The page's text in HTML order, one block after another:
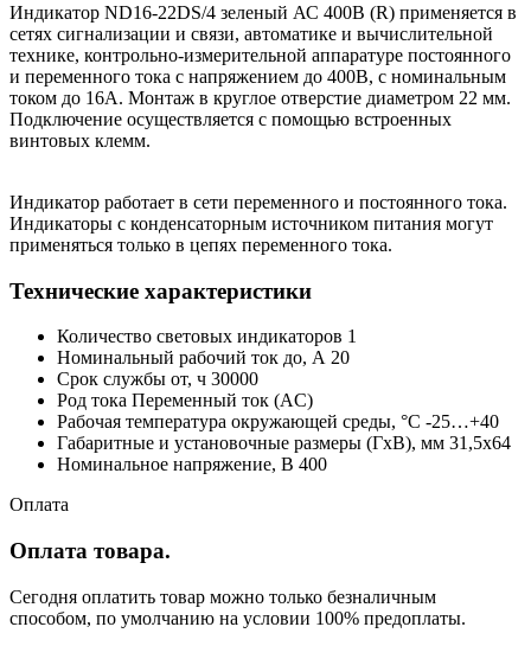
Индикатор ND16-22DS/4 зеленый АС 400В (R) применяется в
сетях сигнализации и связи, автоматике и вычислительной
технике, контрольно-измерительной аппаратуре постоянного
и переменного тока с напряжением до 400В, с номинальным
током до 16А. Монтаж в круглое отверстие диаметром 22 мм.
Подключение осуществляется с помощью встроенных
винтовых клемм.
Индикатор работает в сети переменного и постоянного тока.
Индикаторы с конденсаторным источником питания могут
применяться только в цепях переменного тока.
Технические характеристики
Количество световых индикаторов 1
Номинальный рабочий ток до, А 20
Срок службы от, ч 30000
Род тока Переменный ток (AC)
Рабочая температура окружающей среды, °C -25…+40
Габаритные и установочные размеры (ГxВ), мм 31,5x64
Номинальное напряжение, В 400
Оплата
Оплата товара.
Сегодня оплатить товар можно только безналичным
способом, по умолчанию на условии 100% предоплаты.